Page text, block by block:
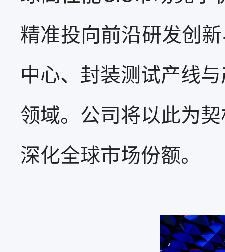
精准投向前沿研发创
中心、封装测试产线
领域。公司将以此为
深化全球市场份额。